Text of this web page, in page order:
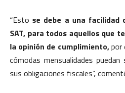
“Esto se debe a una facilidad
SAT, para todos aquellos que
la opinión de cumplimiento,por
cómodas mensualidades
sus obligaciones fiscales”,